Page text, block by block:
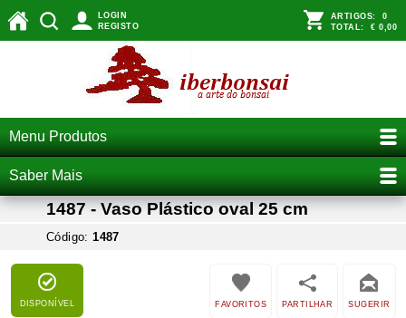
LOGIN
REGISTO
ARTIGOS: 0
TOTAL: € 0,00
Menu Produtos
Saber Mais
1487 - Vaso Plástico oval 25 cm
Código:1487
DISPONÍVEL SUGERIR
PARTILHAR
FAVORITOS